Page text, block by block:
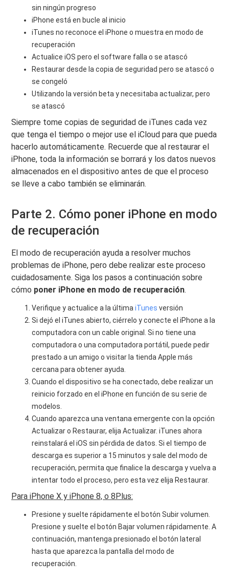
sin ningún progreso
iPhone está en bucle al inicio
iTunes no reconoce el iPhone o muestra en modo de
recuperación
Actualice iOS pero el software falla o se atascó
Restaurar desde la copia de seguridad pero se atascó o
se congeló
Utilizando la versión beta y necesitaba actualizar, pero
se atascó
Siempre tome copias de seguridad de iTunes cada vez
que tenga el tiempo o mejor use el iCloud para que pueda
hacerlo automáticamente. Recuerde que al restaurar el
iPhone, toda la información se borrará y los datos nuevos
almacenados en el dispositivo antes de que el proceso
se lleve a cabo también se eliminarán.
Parte 2. Cómo poner iPhone en modo
de recuperación
El modo de recuperación ayuda a resolver muchos
problemas de iPhone, pero debe realizar este proceso
cuidadosamente. Siga los pasos a continuación sobre
cómo poner iPhone en modo de recuperación.
Verifique y actualice a la últimaiTunes versión
Si dejó el iTunes abierto, ciérrelo y conecte el iPhone a la
computadora con un cable original. Si no tiene una
computadora o una computadora portátil, puede pedir
prestado a un amigo o visitar la tienda Apple más
cercana para obtener ayuda.
Cuando el dispositivo se ha conectado, debe realizar un
reinicio forzado en el iPhone en función de su serie de
modelos.
Cuando aparezca una ventana emergente con la opción
Actualizar o Restaurar, elija Actualizar. iTunes ahora
reinstalará el iOS sin pérdida de datos. Si el tiempo de
descarga es superior a 15 minutos y sale del modo de
recuperación, permita que finalice la descarga y vuelva a
intentar todo el proceso, pero esta vez elija Restaurar.
Para iPhone X y iPhone 8, o 8Plus:
Presione y suelte rápidamente el botón Subir volumen.
Presione y suelte el botón Bajar volumen rápidamente. A
continuación, mantenga presionado el botón lateral
hasta que aparezca la pantalla del modo de
recuperación.